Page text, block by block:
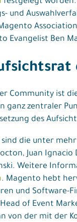
und
Evangelist Ben
Community ist
ganz zentraler
des
sind die unter
Juan Ignacio
Weitere
. Magento hebt
und Software-
of Event
von der mit der